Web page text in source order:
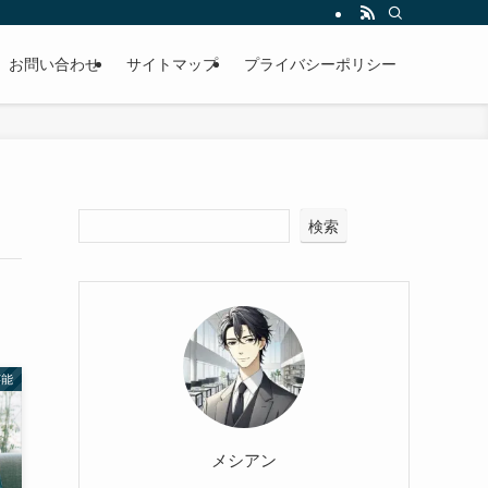
お問い合わせ サイトマップ プライバシーポリシー
検索
メシアン